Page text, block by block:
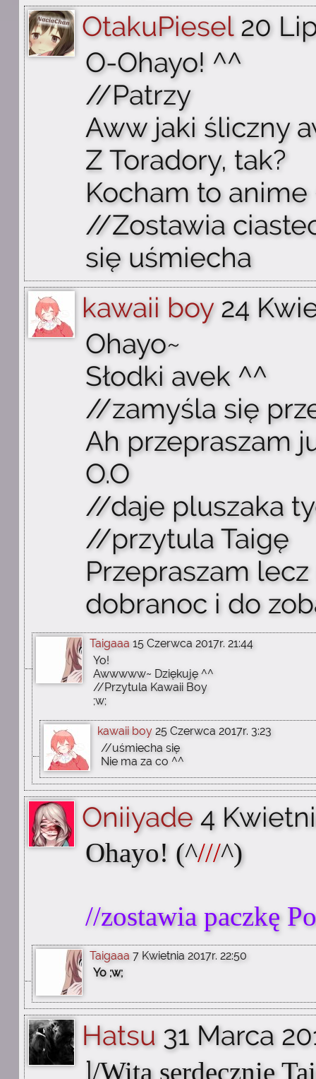
OtakuPiesel 20
O-Ohayo! ^^
//Patrzy
Aww jaki śliczny
Z Toradory, tak?
Kocham to
//Zostawia
się uśmiecha
kawaii boy 24
Ohayo~
Słodki avek ^^
//zamyśla się
Ah przepraszam
O.O
//daje pluszaka
//przytula Taigę
Przepraszam
dobranoc i do
Taigaaa 15 Czerwca 2017r. 21:44
Yo!
Awwwww~ Dziękuję ^^
//Przytula Kawaii Boy
;w;
kawaii boy 25 Czerwca 2017r. 3:23
//uśmiecha się
Nie ma za co ^^
Oniiyade 4
Ohayo! (^///^)
//zostawia paczkę
Taigaaa 7 Kwietnia 2017r. 22:50
Yo ;w;
Hatsu 31 Marca
]/Wita serdecznie